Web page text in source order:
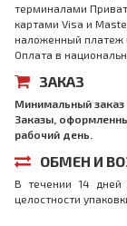
терминалами
картами Visa и
наложенный платеж
Оплата в
ЗАКАЗ
Минимальный
Заказы,
рабочий день.
ОБМЕН И
В течении 14 дней
целостности